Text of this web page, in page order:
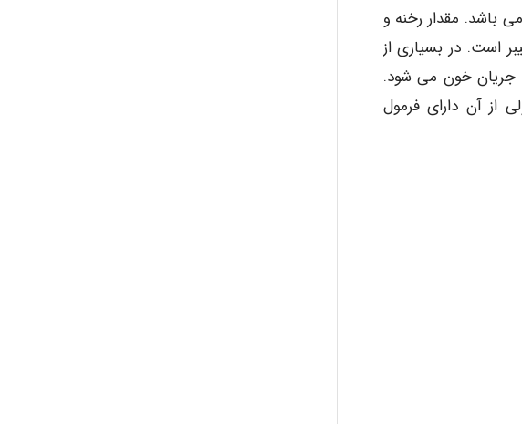
این ماده می باشد. مقدار رخنه و
است. در بسیاری از
جریان خون می شود.
از آن دارای فرمول